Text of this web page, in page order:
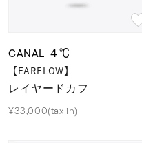
着用シーン
コレクション
CANAL ４℃
【EARFLOW】
レイヤードカフ
¥33,000(tax in)